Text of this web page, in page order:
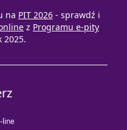
na PIT 2026 - sprawdź i
z Programu e-pity
2025.
line